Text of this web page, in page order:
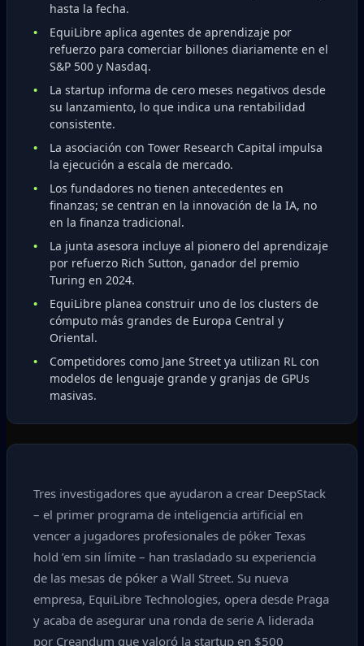
hasta la fecha.
EquiLibre aplica agentes de aprendizaje por
refuerzo para comerciar billones diariamente en el
S&P 500 y Nasdaq.
La startup informa de cero meses negativos desde
su lanzamiento, lo que indica una rentabilidad
consistente.
La asociación con Tower Research Capital impulsa
la ejecución a escala de mercado.
Los fundadores no tienen antecedentes en
finanzas; se centran en la innovación de la IA, no
en la finanza tradicional.
La junta asesora incluye al pionero del aprendizaje
por refuerzo Rich Sutton, ganador del premio
Turing en 2024.
EquiLibre planea construir uno de los clusters de
cómputo más grandes de Europa Central y
Oriental.
Competidores como Jane Street ya utilizan RL con
modelos de lenguaje grande y granjas de GPUs
masivas.
Tres investigadores que ayudaron a crear DeepStack
– el primer programa de inteligencia artificial en
vencer a jugadores profesionales de póker Texas
hold ’em sin límite – han trasladado su experiencia
de las mesas de póker a Wall Street. Su nueva
empresa, EquiLibre Technologies, opera desde Praga
y acaba de asegurar una ronda de serie A liderada
por Creandum que valoró la startup en $500